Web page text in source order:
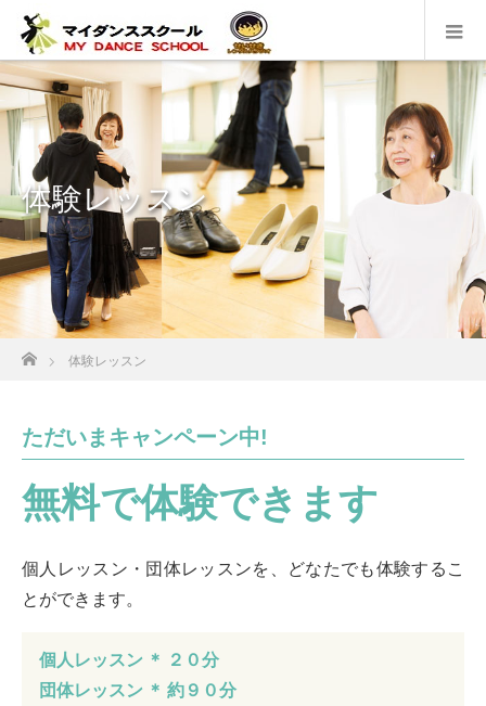
体験レッスン
ホーム
体験レッスン
ただいまキャンペーン中!
無料で体験できます
個人レッスン・団体レッスンを、どなたでも体験するこ
とができます。
個人レッスン ＊ ２０分
団体レッスン ＊ 約９０分